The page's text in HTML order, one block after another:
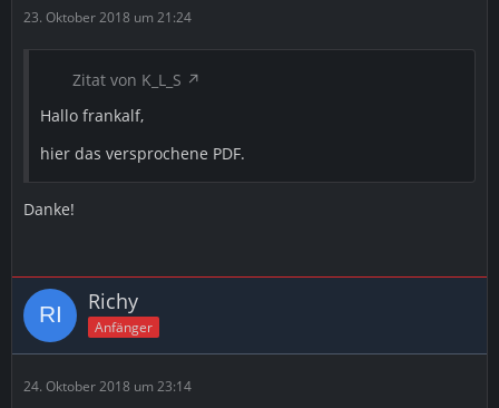
23. Oktober 2018 um 21:24
Zitat von K_L_S
Hallo frankalf,
hier das versprochene PDF.
Danke!
Richy
Anfänger
24. Oktober 2018 um 23:14